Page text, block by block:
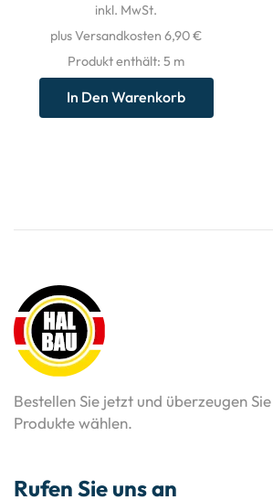
inkl. MwSt.
plus Versandkosten 6,90 €
Produkt enthält: 5 m
In Den Warenkorb
Bestellen Sie jetzt und überzeugen
Produkte wählen.
Rufen Sie uns an